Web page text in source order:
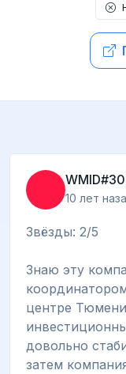
10 лет
Звёзды: 2/5
Знаю эту
центре
довольно
затем